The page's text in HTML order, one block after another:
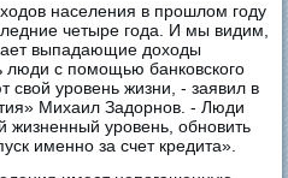
населения в прошлом году
четыре года. И мы видим,
выпадающие доходы
люди с помощью банковского
свой уровень жизни, - заявил в
Михаил Задорнов. - Люди
жизненный уровень, обновить
именно за счет кредита».